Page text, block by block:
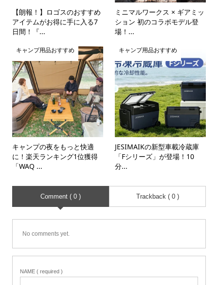
【朗報！】ロゴスのおすすめ
アイテムがお得に手に入る7
日間！『...
ミニマルワークス × ギアミッ
ション 初のコラボモデル登
場！...
キャンプ用品おすすめ
キャンプの夜をもっと快適
に！楽天ランキング1位獲得
「WAQ ...
キャンプ用品おすすめ
JESIMAIKの新型車載冷蔵庫
「Fシリーズ」が登場！10
分...
Comment ( 0 ) Trackback ( 0 )
No comments yet.
NAME ( required )